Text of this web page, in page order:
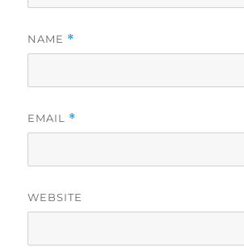
NAME *
EMAIL *
WEBSITE